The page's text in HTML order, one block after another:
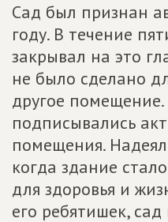
Сад был признан
году. В течение
закрывал на это
не было сделано
другое
подписывались
помещения.
когда здание
для здоровья и
его ребятишек,